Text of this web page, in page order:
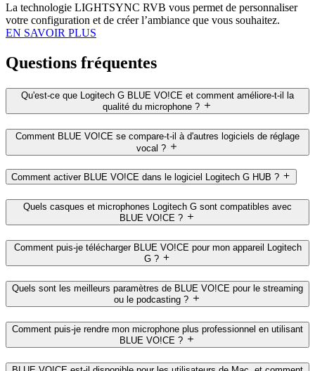
La technologie LIGHTSYNC RVB vous permet de personnaliser
votre configuration et de créer l’ambiance que vous souhaitez.
EN SAVOIR PLUS
Questions fréquentes
Qu'est-ce que Logitech G BLUE VO!CE et comment améliore-t-il la
qualité du microphone ?
Comment BLUE VO!CE se compare-t-il à d'autres logiciels de réglage
vocal ?
Comment activer BLUE VO!CE dans le logiciel Logitech G HUB ?
Quels casques et microphones Logitech G sont compatibles avec
BLUE VO!CE ?
Comment puis-je télécharger BLUE VO!CE pour mon appareil Logitech
G ?
Quels sont les meilleurs paramètres de BLUE VO!CE pour le streaming
ou le podcasting ?
Comment puis-je rendre mon microphone plus professionnel en utilisant
BLUE VO!CE ?